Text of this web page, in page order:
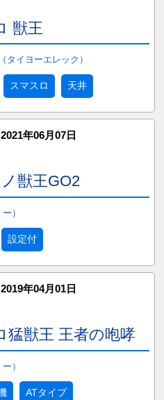
獣王
タイヨーエレック）
スマスロ 天井
2021年06月07日
獣王GO2
）
設定付
2019年04月01日
猛獣王 王者の咆哮
）
ATタイプ